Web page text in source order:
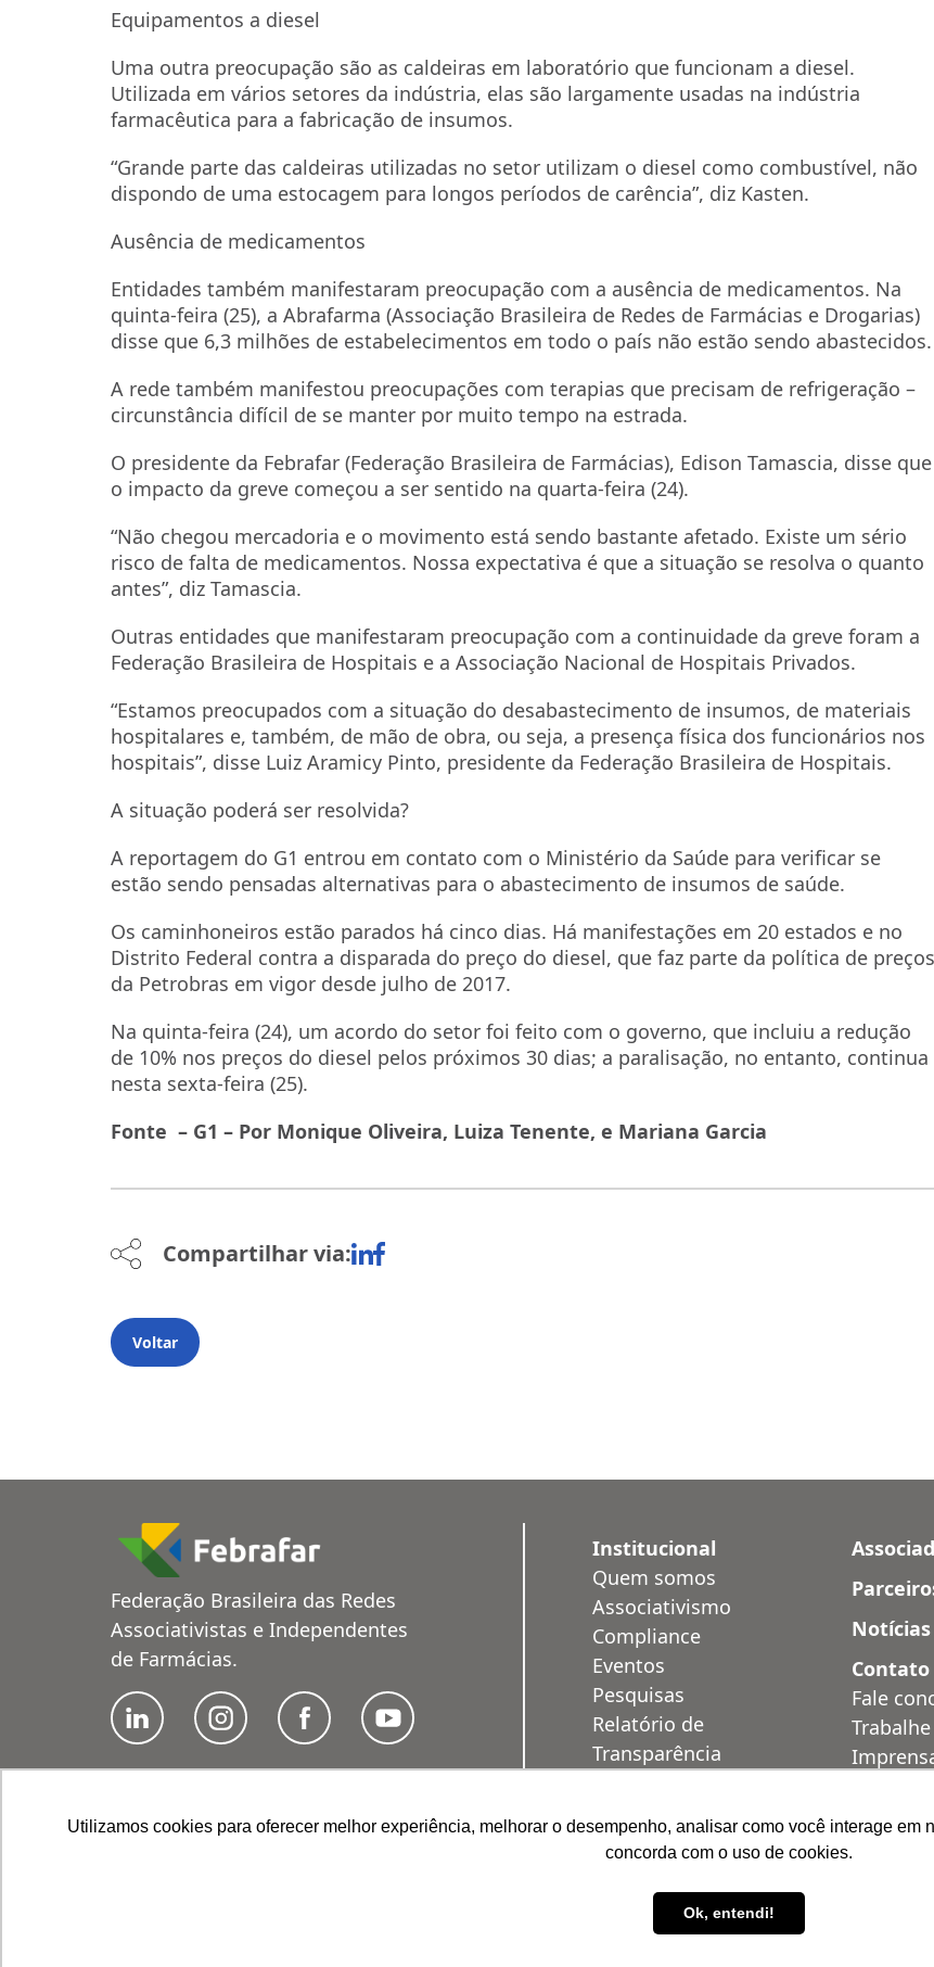
Utilizamos cookies para oferecer melhor experiência, melhorar o desempenho, analisar como você interage em
concorda com o uso de cookies.
Ok, entendi!
Equipamentos a diesel
Uma outra preocupação são as caldeiras em laboratório que funcionam a diesel.
Utilizada em vários setores da indústria, elas são largamente usadas na indústria
farmacêutica para a fabricação de insumos.
“Grande parte das caldeiras utilizadas no setor utilizam o diesel como combustível, não
dispondo de uma estocagem para longos períodos de carência”, diz Kasten.
Ausência de medicamentos
Entidades também manifestaram preocupação com a ausência de medicamentos. Na
quinta-feira (25), a Abrafarma (Associação Brasileira de Redes de Farmácias e Drogarias)
disse que 6,3 milhões de estabelecimentos em todo o país não estão sendo abastecidos.
A rede também manifestou preocupações com terapias que precisam de refrigeração –
circunstância difícil de se manter por muito tempo na estrada.
O presidente da Febrafar (Federação Brasileira de Farmácias), Edison Tamascia, disse que
o impacto da greve começou a ser sentido na quarta-feira (24).
“Não chegou mercadoria e o movimento está sendo bastante afetado. Existe um sério
risco de falta de medicamentos. Nossa expectativa é que a situação se resolva o quanto
antes”, diz Tamascia.
Outras entidades que manifestaram preocupação com a continuidade da greve foram a
Federação Brasileira de Hospitais e a Associação Nacional de Hospitais Privados.
“Estamos preocupados com a situação do desabastecimento de insumos, de materiais
hospitalares e, também, de mão de obra, ou seja, a presença física dos funcionários nos
hospitais”, disse Luiz Aramicy Pinto, presidente da Federação Brasileira de Hospitais.
A situação poderá ser resolvida?
A reportagem do G1 entrou em contato com o Ministério da Saúde para verificar se
estão sendo pensadas alternativas para o abastecimento de insumos de saúde.
Os caminhoneiros estão parados há cinco dias. Há manifestações em 20 estados e no
Distrito Federal contra a disparada do preço do diesel, que faz parte da política de preços
da Petrobras em vigor desde julho de 2017.
Na quinta-feira (24), um acordo do setor foi feito com o governo, que incluiu a redução
de 10% nos preços do diesel pelos próximos 30 dias; a paralisação, no entanto, continua
nesta sexta-feira (25).
Fonte – G1 – Por Monique Oliveira, Luiza Tenente, e Mariana Garcia
Compartilhar via:
Voltar
Federação Brasileira das Redes
Associativistas e Independentes
de Farmácias.
Institucional
Quem somos
Associativismo
Compliance
Eventos
Pesquisas
Relatório de
Transparência
Soluções
Notícias
Contato
Fale